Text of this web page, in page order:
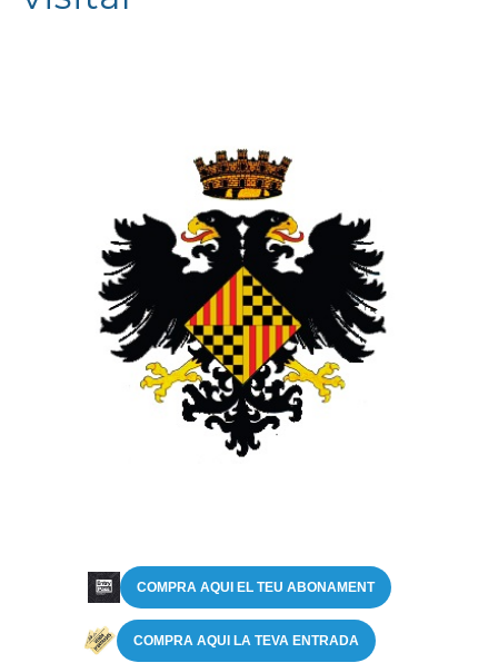
COMPRA AQUI EL TEU ABONAMENT
COMPRA AQUI LA TEVA ENTRADA